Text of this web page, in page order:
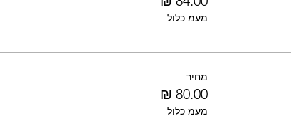
מעמ כלול
מחיר
מעמ כלול